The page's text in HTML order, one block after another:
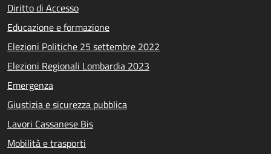
Diritto di Accesso
Educazione e formazione
Elezioni Politiche 25 settembre 2022
Elezioni Regionali Lombardia 2023
Emergenza
Giustizia e sicurezza pubblica
Lavori Cassanese Bis
Mobilità e trasporti